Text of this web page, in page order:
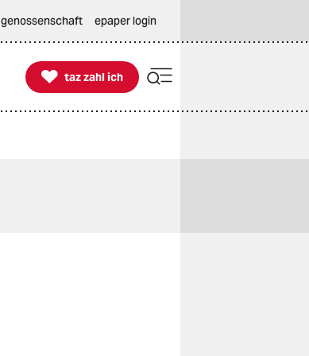
genossenschaft epaper login

taz zahl ich
taz zahl ich